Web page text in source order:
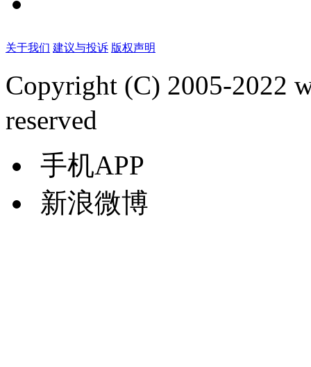
关于我们 建议与投诉 版权声明
Copyright (C) 2005-2022
reserved
手机APP
新浪微博